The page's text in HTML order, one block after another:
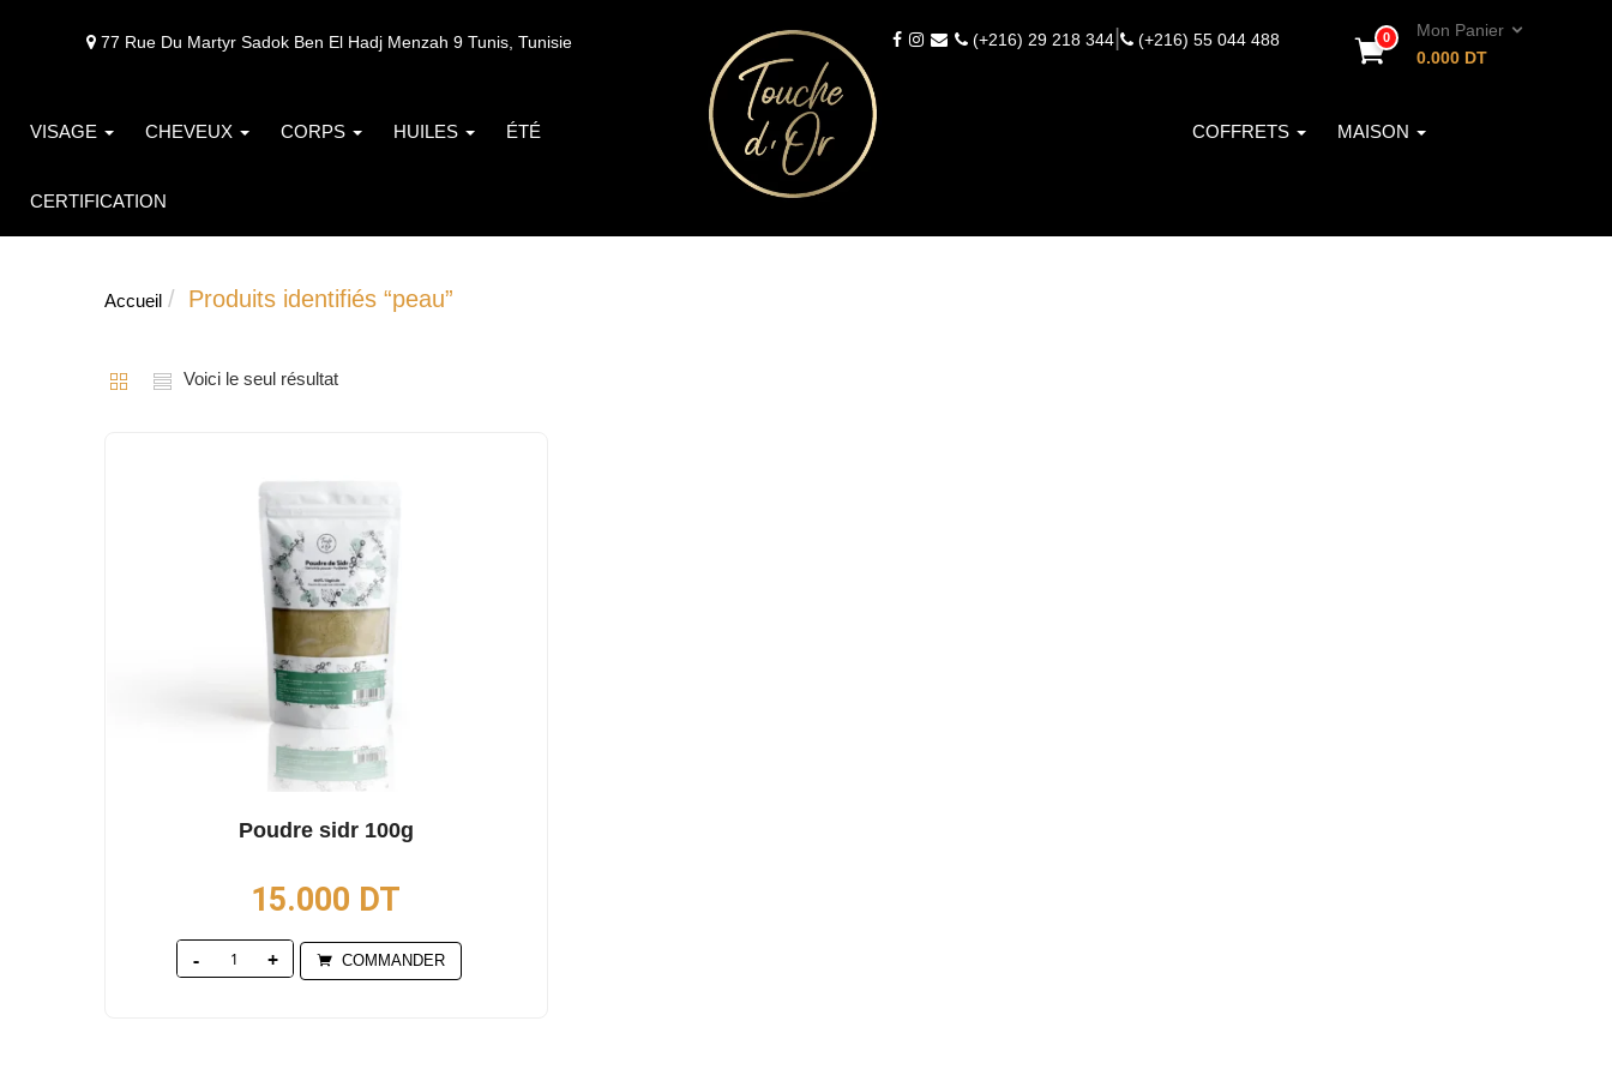
77 Rue Du Martyr Sadok Ben El Hadj Menzah 9 Tunis, Tunisie (+216) 29 218 344 (+216) 55 044 488 0
Mon Panier
0.000 DT
VISAGE CHEVEUX CORPS HUILES ÉTÉ COFFRETS MAISON
CERTIFICATION
Accueil Produits identifiés “peau”
Voici le seul résultat
Poudre sidr 100g
15.000 DT
Quantity COMMANDER